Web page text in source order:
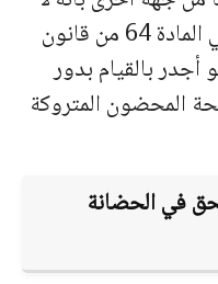
يجوز مخالفة الترتيب الوارد في المادة 64 من قانون
أجدر بالقيام بدور
المحضون المتروكة
في الحضانة